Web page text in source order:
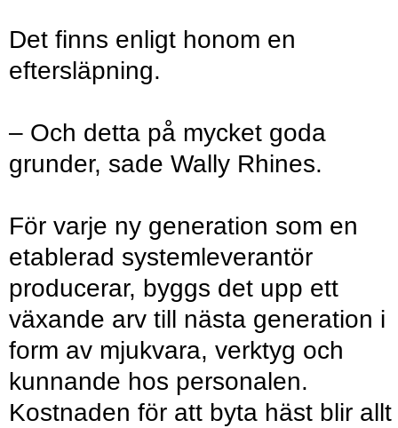
Det finns enligt honom en
eftersläpning.
– Och detta på mycket goda
grunder, sade Wally Rhines.
För varje ny generation som en
etablerad systemleverantör
producerar, byggs det upp ett
växande arv till nästa generation i
form av mjukvara, verktyg och
kunnande hos personalen.
Kostnaden för att byta häst blir allt